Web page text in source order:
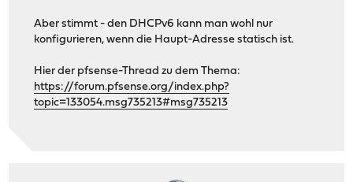
Aber stimmt - den DHCPv6 kann man wohl nur
konfigurieren, wenn die Haupt-Adresse statisch ist.
Hier der pfsense-Thread zu dem Thema:
https://forum.pfsense.org/index.php?
topic=133054.msg735213#msg735213